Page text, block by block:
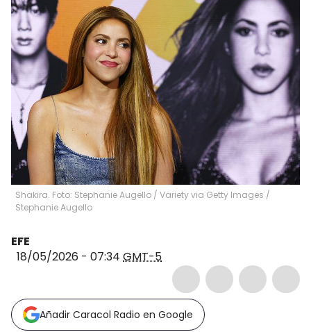
Shakira. Foto: Stephanie Augello / Variety via Getty Images /
Stephanie Augello
EFE
18/05/2026 - 07:34 GMT-5
Añadir Caracol Radio en Google